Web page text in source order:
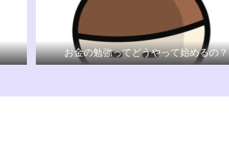
お金の勉強ってどうやって始めるの？